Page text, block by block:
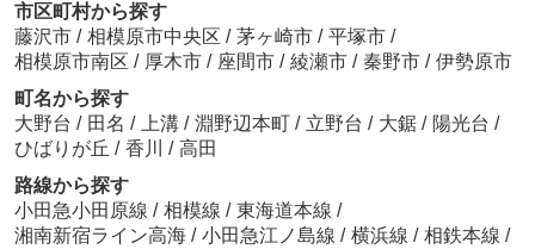
市区町村から探す
藤沢市 / 相模原市中央区 / 茅ヶ崎市 / 平塚市 /
相模原市南区 / 厚木市 / 座間市 / 綾瀬市 / 秦野市 / 伊勢原市
町名から探す
大野台 / 田名 / 上溝 / 淵野辺本町 / 立野台 / 大鋸 / 陽光台 /
ひばりが丘 / 香川 / 高田
路線から探す
小田急小田原線 / 相模線 / 東海道本線 /
湘南新宿ライン高海 / 小田急江ノ島線 / 横浜線 / 相鉄本線 /